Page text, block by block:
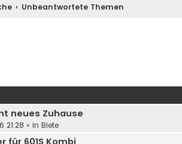
Unbeantwortete Themen
neues Zuhause
21:28 » in Biete